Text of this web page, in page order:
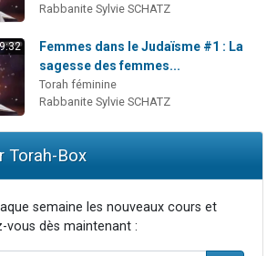
Rabbanite Sylvie SCHATZ
9:32
Femmes dans le Judaïsme #1 : La
sagesse des femmes...
Torah féminine
Rabbanite Sylvie SCHATZ
Torah-Box
semaine les nouveaux cours et
vous dès maintenant :